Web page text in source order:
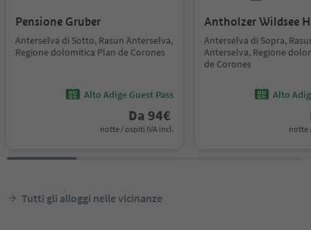
Pensione Gruber
Anterselva di Sotto, Rasun Anterselva,
Regione dolomitica Plan de Corones
Alto Adige Guest Pass
Da 94€
notte / ospiti IVA incl.
Antholzer Wildsee
Anterselva di Sopra,
Anterselva, Regione
de Corones
Alto
notte
Tutti gli alloggi nelle vicinanze